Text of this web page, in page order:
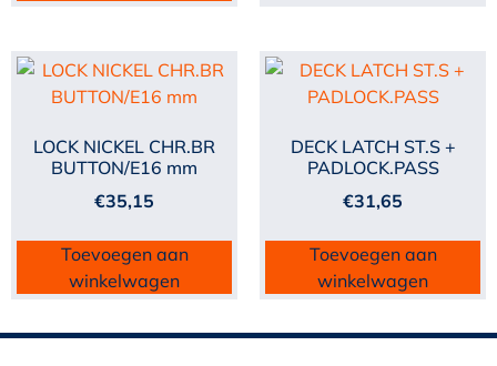
LOCK NICKEL CHR.BR
BUTTON/E16 mm
€35,15
Toevoegen aan
winkelwagen
DECK LATCH ST.S +
PADLOCK.PASS
€31,65
Toevoegen aan
winkelwagen